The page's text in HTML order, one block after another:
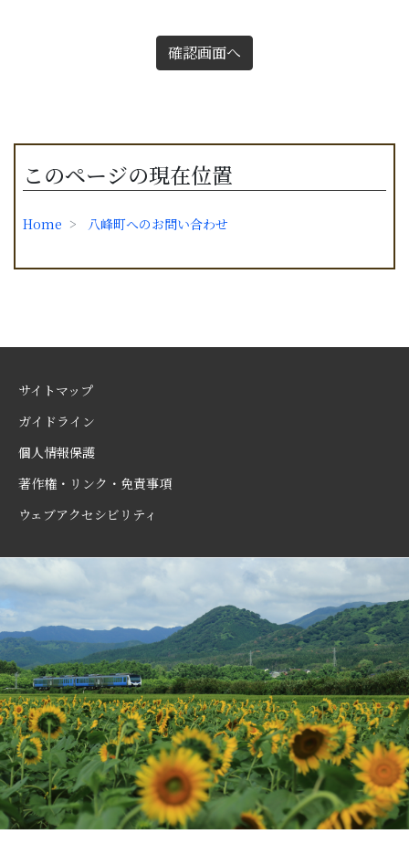
確認画面へ
このページの現在位置
Home 八峰町へのお問い合わせ
サイトマップ
ガイドライン
個人情報保護
著作権・リンク・免責事項
ウェブアクセシビリティ